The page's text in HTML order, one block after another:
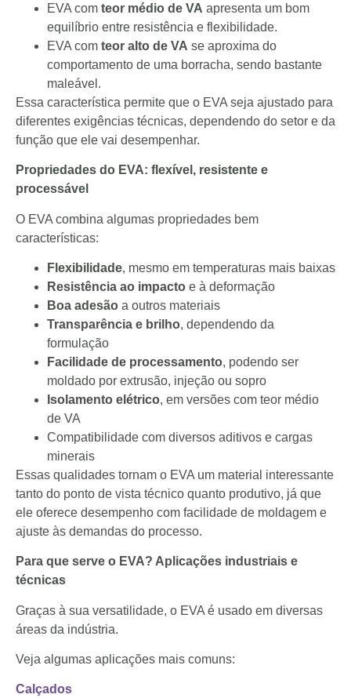
EVA com teor médio de VA apresenta um bom
equilíbrio entre resistência e flexibilidade.
EVA com teor alto de VA se aproxima do
comportamento de uma borracha, sendo bastante
maleável.
Essa característica permite que o EVA seja ajustado para
diferentes exigências técnicas, dependendo do setor e da
função que ele vai desempenhar.
Propriedades do EVA: flexível, resistente e
processável
O EVA combina algumas propriedades bem
características:
Flexibilidade, mesmo em temperaturas mais baixas
Resistência ao impacto e à deformação
Boa adesão a outros materiais
Transparência e brilho, dependendo da
formulação
Facilidade de processamento, podendo ser
moldado por extrusão, injeção ou sopro
Isolamento elétrico, em versões com teor médio
de VA
Compatibilidade com diversos aditivos e cargas
minerais
Essas qualidades tornam o EVA um material interessante
tanto do ponto de vista técnico quanto produtivo, já que
ele oferece desempenho com facilidade de moldagem e
ajuste às demandas do processo.
Para que serve o EVA? Aplicações industriais e
técnicas
Graças à sua versatilidade, o EVA é usado em diversas
áreas da indústria.
Veja algumas aplicações mais comuns:
Calçados